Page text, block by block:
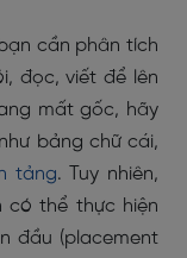
cần phân tích
đọc, viết để lên
mất gốc, hãy
bảng chữ cái,
tảng. Tuy nhiên,
có thể thực hiện
đầu (placement